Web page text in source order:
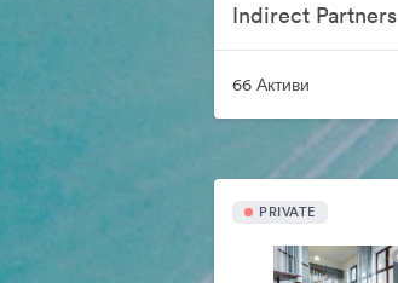
Indirect Partners
66 Активи
PRIVATE